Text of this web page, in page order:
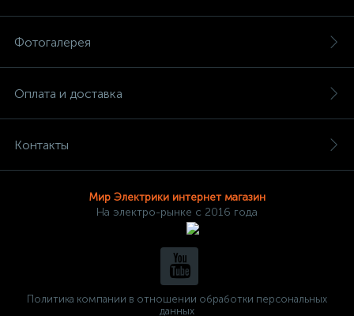
Фотогалерея
Оплата и доставка
Контакты
Мир Электрики интернет магазин
На электро-рынке с 2016 года
Политика компании в отношении обработки персональных
данных